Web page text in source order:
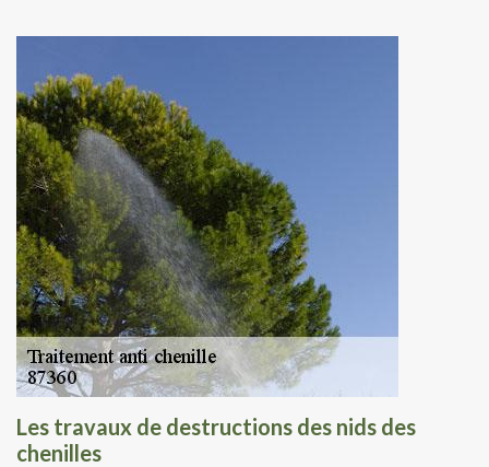
Les travaux de destructions des nids des
chenilles